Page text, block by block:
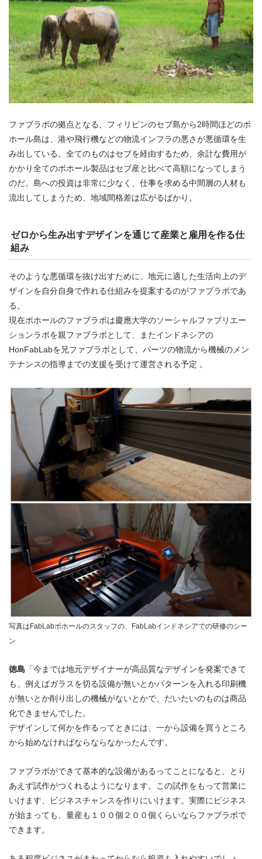
ファブラボの拠点となる、フィリピンのセブ島から2時間ほどのボ
ホール島は、港や飛行機などの物流インフラの悪さが悪循環を生
み出している。全てのものはセブを経由するため、余計な費用が
かかり全てのボホール製品はセブ産と比べて高額になってしまう
のだ。島への投資は非常に少なく、仕事を求める中間層の人材も
流出してしまうため、地域間格差は広がるばかり。
ゼロから生み出すデザインを通じて産業と雇用を作る仕
組み
そのような悪循環を抜け出すために、地元に適した生活向上のデ
ザインを自分自身で作れる仕組みを提案するのがファブラボであ
る。
現在ボホールのファブラボは慶應大学のソーシャルファブリエー
ションラボを親ファブラボとして、またインドネシアの
HonFabLabを兄ファブラボとして、パーツの物流から機械のメン
テナンスの指導までの支援を受けて運営される予定 。
写真はFabLabボホールのスタッフの、FabLabインドネシアでの研修のシー
ン
徳島 「今までは地元デザイナーが高品質なデザインを発案できて
も、例えばガラスを切る設備が無いとかパターンを入れる印刷機
が無いとか削り出しの機械がないとかで、だいたいのものは商品
化できませんでした。
デザインして何かを作るってときには、一から設備を買うところ
から始めなければならならなかったんです。
ファブラボができて基本的な設備があるってことになると、とり
あえず試作がつくれるようになります。この試作をもって営業に
いけます、ビジネスチャンスを作りにいけます。実際にビジネス
が始まっても、量産も１００個２００個くらいならファブラボで
できます。